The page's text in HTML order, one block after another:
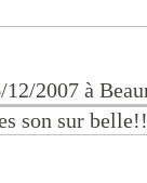
12/2007 à
son sur